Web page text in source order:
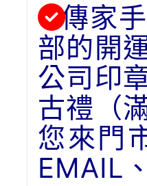
傳家
部的開
公司印
古禮（
您來門
EMAIL